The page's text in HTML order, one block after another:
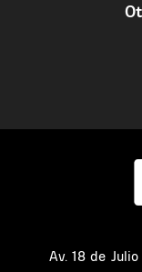
Av. 18 de